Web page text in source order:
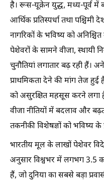
है। रूस-यूक्रेन युद्ध, मध्य-पूर्व
आर्थिक प्रतिस्पर्धा तथा पश्चिमी
नागरिकों के भविष्य को
पेशेवरों के सामने वीजा, स्थायी
चुनौतियां लगातार बढ़ रही हैं।
प्राथमिकता देने की मांग तेज
को असुरक्षित महसूस करने लगा
वीजा नीतियों में बदलाव और
तकनीकी विशेषज्ञों को भविष्य के
भारतीय मूल के लाखों पेशेवर
अनुसार विश्वभर में लगभग 3.5
हैं, जो दुनिया का सबसे बड़ा